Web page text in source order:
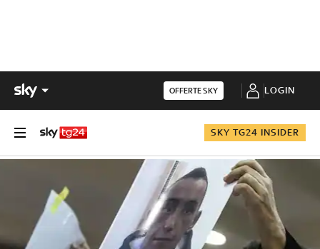
OFFERTE SKY LOGIN
SKY TG24 INSIDER